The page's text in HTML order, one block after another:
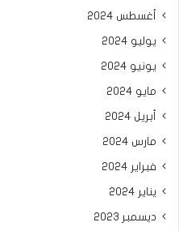
أغسطس 2024
يوليو 2024
يونيو 2024
مايو 2024
أبريل 2024
مارس 2024
فبراير 2024
يناير 2024
ديسمبر 2023